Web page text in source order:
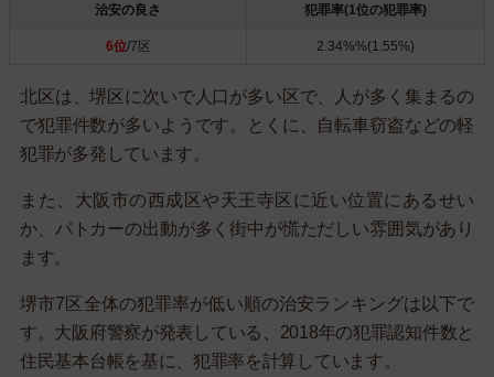
治安の良さ 犯罪率(1位の犯罪率)
6位/7区 2.34%%(1.55%)
北区は、堺区に次いで人口が多い区で、人が多く集まるの
で犯罪件数が多いようです。とくに、自転車窃盗などの軽
犯罪が多発しています。
また、大阪市の西成区や天王寺区に近い位置にあるせい
か、パトカーの出動が多く街中が慌ただしい雰囲気があり
ます。
堺市7区全体の犯罪率が低い順の治安ランキングは以下で
す。大阪府警察が発表している、2018年の犯罪認知件数と
住民基本台帳を基に、犯罪率を計算しています。